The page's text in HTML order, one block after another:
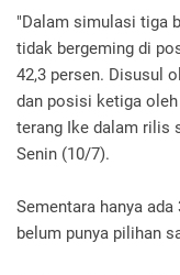
"Dalam simulasi tiga
tidak bergeming di
42,3 persen. Disusul
dan posisi ketiga oleh
terang Ike dalam rilis
Senin (10/7).
Sementara hanya
belum punya pilihan